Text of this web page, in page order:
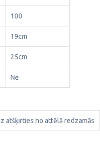
100
19cm
25cm
Nē
atšķirties no attēlā redzamās